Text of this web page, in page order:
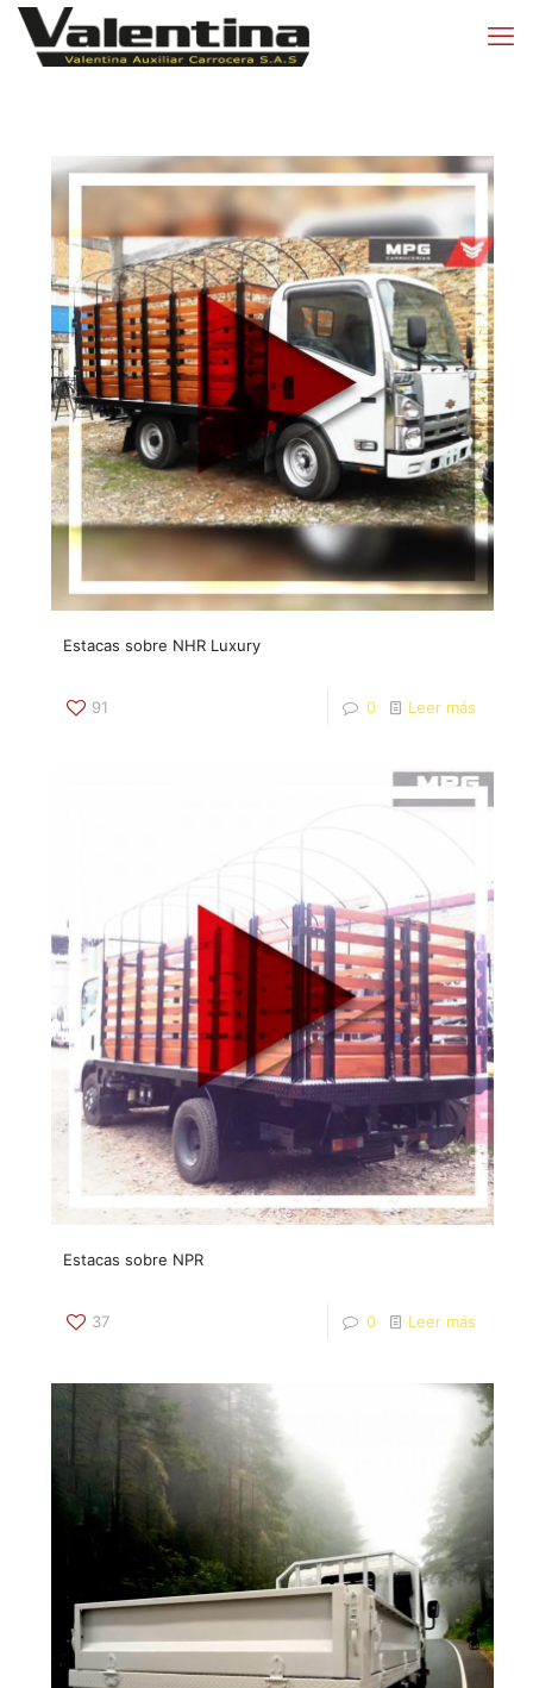
Estacas sobre NHR Luxury
91 0 Leer más
Estacas sobre NPR
37 0 Leer más